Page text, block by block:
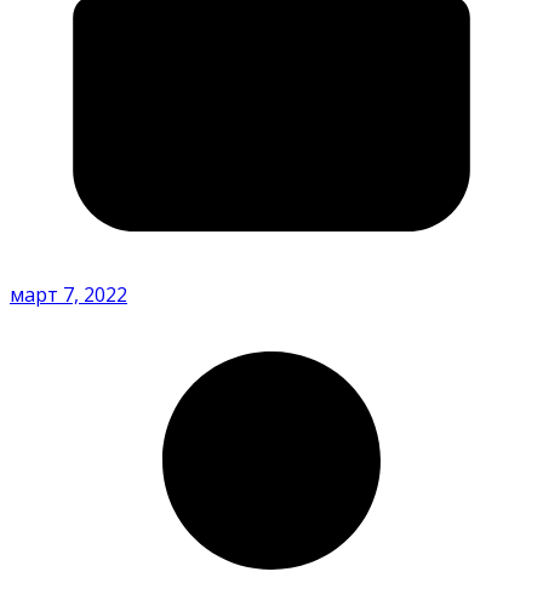
март 7, 2022